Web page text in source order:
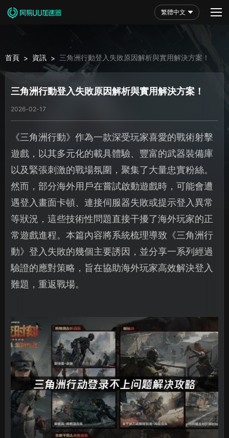
繁體中文
首頁 > 資訊 > 三角洲行動登入失敗原因解析與實用解決方案！
三角洲行動登入失敗原因解析與實用解決方案！
2026-02-17
《三角洲行動》作為一款深受玩家喜愛的戰術射擊
遊戲，以其多元化的載具體驗、豐富的武器裝備庫
以及緊張刺激的戰場氛圍，聚集了大量忠實粉絲。
然而，部分海外用戶在嘗試啟動遊戲時，可能會遭
遇登入畫面卡頓、連接伺服器失敗或提示登入異常
等狀況，這些技術性問題直接干擾了海外玩家的正
常遊戲進程。本篇內容將系統梳理導致《三角洲行
動》登入失敗的幾個主要誘因，並分享一系列經過
驗證的應對策略，旨在協助海外玩家高效解決登入
難題，重返戰場。